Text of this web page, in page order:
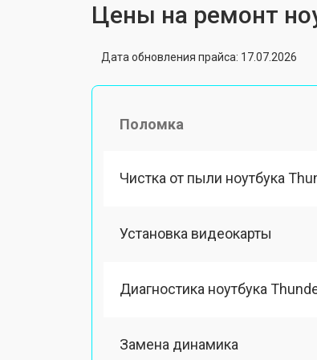
Цены на ремонт
Дата обновления прайса: 17.07.2026
Поломка
Чистка от пыли ноутбука
Установка видеокарты
Диагностика ноутбука
Замена динамика